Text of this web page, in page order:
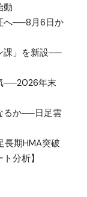
動
へ──8月6日か
課」を新設──
──2026年末
るか──日足雲
期HMA突破
分析】